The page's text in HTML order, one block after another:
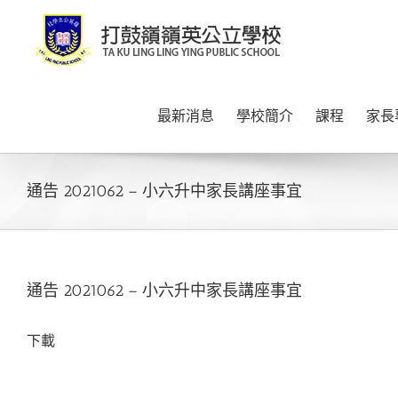
content
最新消息 學校簡介 課程 家
通告 2021062 – 小六升中家長講座事宜
通告 2021062 – 小六升中家長講座事宜
下載